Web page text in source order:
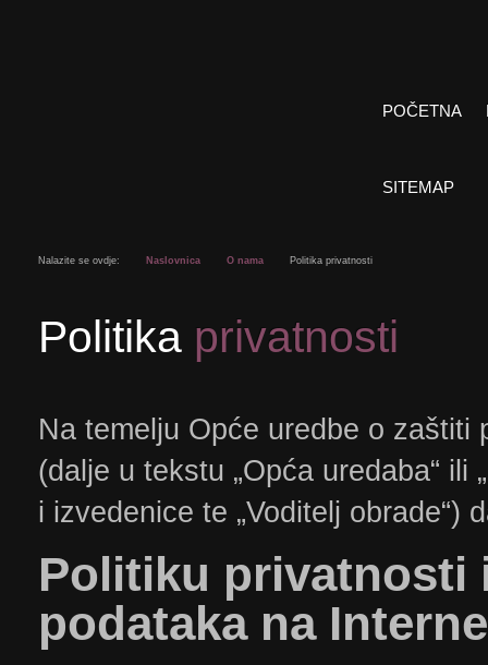
POČETNA
SITEMAP
Nalazite se ovdje: Naslovnica O nama Politika privatnosti
Politika privatnosti
Na temelju Opće uredbe o zaštiti
(dalje u tekstu „Opća uredaba“ ili
i izvedenice te „Voditelj obrade“)
​Politiku privatnosti
podataka na